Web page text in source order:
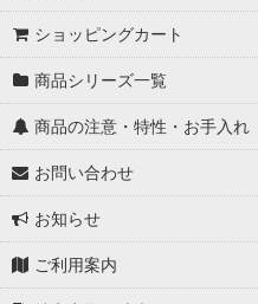
ショッピングカート
商品シリーズ一覧
商品の注意・特性・お手入れ
お問い合わせ
お知らせ
ご利用案内